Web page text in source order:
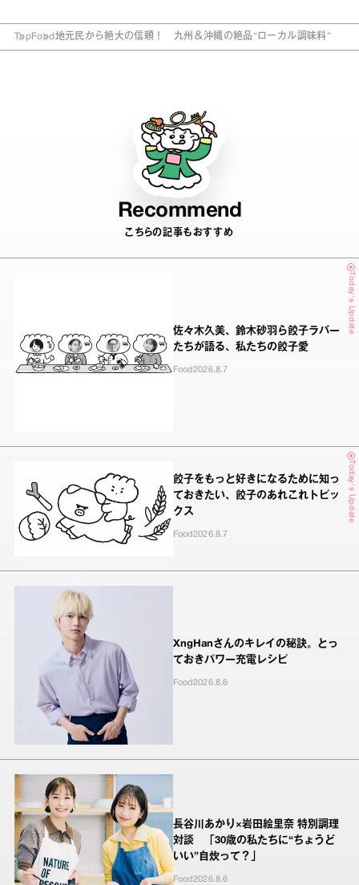
TopFood地元民から絶大の信頼！ 九州＆沖縄の絶品“ローカル調味料”
Recommend
こちらの記事もおすすめ
Today's Update
佐々木久美、鈴木砂羽ら餃子ラバー
たちが語る、私たちの餃子愛
Food2026.8.7
Today's Update
餃子をもっと好きになるために知っ
ておきたい、餃子のあれこれトピッ
クス
Food2026.8.7
XngHanさんのキレイの秘訣。とっ
ておきパワー充電レシピ
Food2026.8.6
長谷川あかり×岩田絵里奈 特別調理
対談 「30歳の私たちに“ちょうど
いい”自炊って？」
Food2026.8.6